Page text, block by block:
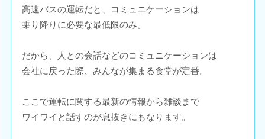
高速バスの運転だと、コミュニケーションは
乗り降りに必要な最低限のみ。
だから、人との会話などのコミュニケーションは
会社に戻った際、みんなが集まる食堂が定番。
ここで運転に関する最新の情報から雑談まで
ワイワイと話すのが息抜きにもなります。